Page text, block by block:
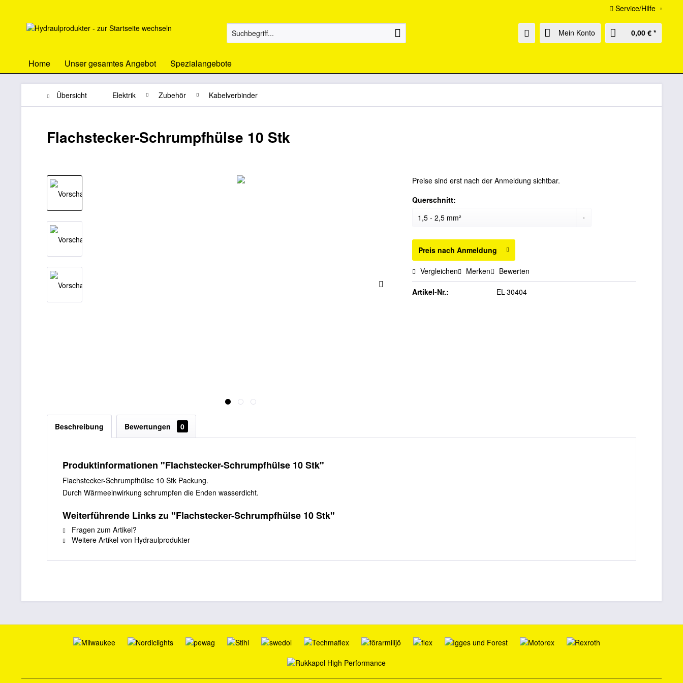
Service/Hilfe
Mein Konto 0,00 € *
Home Unser gesamtes Angebot Spezialangebote
Übersicht Elektrik Zubehör Kabelverbinder
Flachstecker-Schrumpfhülse 10 Stk
Preise sind erst nach der Anmeldung sichtbar.
Querschnitt:
Preis nach Anmeldung
Vergleichen Merken Bewerten
Artikel-Nr.: EL-30404
Beschreibung Bewertungen 0
Produktinformationen "Flachstecker-Schrumpfhülse 10 Stk"
Flachstecker-Schrumpfhülse 10 Stk Packung.
Durch Wärmeeinwirkung schrumpfen die Enden wasserdicht.
Weiterführende Links zu "Flachstecker-Schrumpfhülse 10 Stk"
Fragen zum Artikel?
Weitere Artikel von Hydraulprodukter